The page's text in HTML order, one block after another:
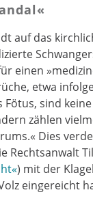
auf das
einen
etwa
Fötus, sind
zählen
Dies
Rechtsanwalt
) mit der
eingereicht